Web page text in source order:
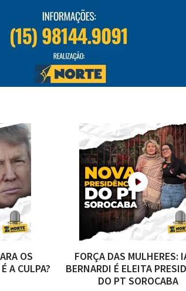
OS
A CULPA?
FORÇA DAS MULHERES:
BERNARDI É ELEITA
DO PT SOROCABA